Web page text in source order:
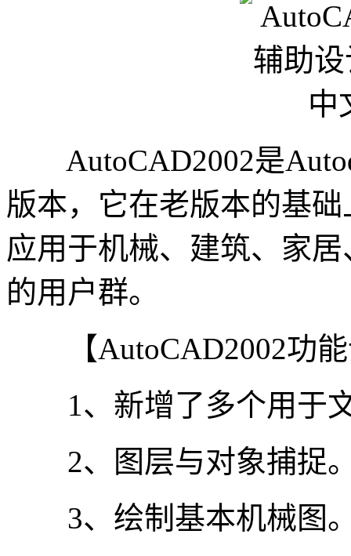
AutoCAD2002是
版本，它在老版本的基
应用于机械、建筑、家
的用户群。
【AutoCAD2002功能
1、新增了多个用于
2、图层与对象捕捉
3、绘制基本机械图